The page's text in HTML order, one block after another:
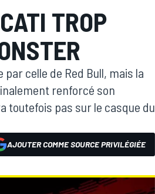
TROP
celle de Red Bull, mais la
renforcé son
toutefois pas sur le casque du
AJOUTER COMME SOURCE PRIVILÉGIÉE